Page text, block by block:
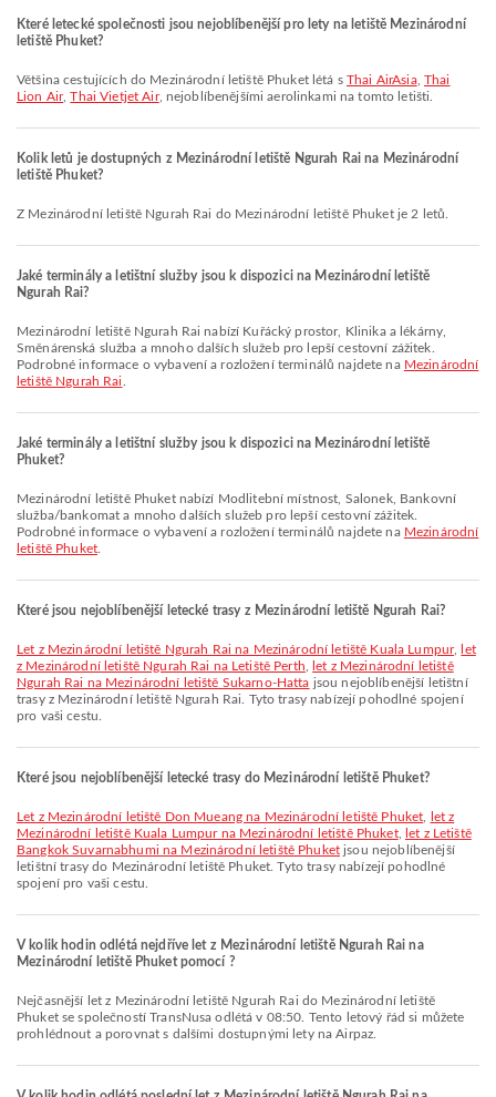
Které letecké společnosti jsou nejoblíbenější pro lety na letiště Mezinárodní
letiště Phuket?
Většina cestujících do Mezinárodní letiště Phuket létá s Thai AirAsia, Thai
Lion Air,Thai Vietjet Air, nejoblíbenějšími aerolinkami na tomto letišti.
Kolik letů je dostupných z Mezinárodní letiště Ngurah Rai na Mezinárodní
letiště Phuket?
Z Mezinárodní letiště Ngurah Rai do Mezinárodní letiště Phuket je 2 letů.
Jaké terminály a letištní služby jsou k dispozici na Mezinárodní letiště
Ngurah Rai?
Mezinárodní letiště Ngurah Rai nabízí Kuřácký prostor, Klinika a lékárny,
Směnárenská služba a mnoho dalších služeb pro lepší cestovní zážitek.
Podrobné informace o vybavení a rozložení terminálů najdete na Mezinárodní
letiště Ngurah Rai
Jaké terminály a letištní služby jsou k dispozici na Mezinárodní letiště
Phuket?
Mezinárodní letiště Phuket nabízí Modlitební místnost, Salonek, Bankovní
služba/bankomat a mnoho dalších služeb pro lepší cestovní zážitek.
Podrobné informace o vybavení a rozložení terminálů najdete na Mezinárodní
letiště Phuket.
Které jsou nejoblíbenější letecké trasy z Mezinárodní letiště Ngurah Rai?
let z Mezinárodní letiště Ngurah Rai na Mezinárodní letiště Kuala Lumpur,
let
z Mezinárodní letiště Ngurah Rai na Letiště Perth
let z Mezinárodní letiště
Ngurah Rai na Mezinárodní letiště Sukarno-Hatta jsou nejoblíbenější letištní
trasy z Mezinárodní letiště Ngurah Rai. Tyto trasy nabízejí pohodlné spojení
pro vaši cestu.
Které jsou nejoblíbenější letecké trasy do Mezinárodní letiště Phuket?
let z Mezinárodní letiště Don Mueang na Mezinárodní letiště Phuket
let z
Mezinárodní letiště Kuala Lumpur na Mezinárodní letiště Phuket,
let z Letiště
Bangkok Suvarnabhumi na Mezinárodní letiště Phuket jsou nejoblíbenější
letištní trasy do Mezinárodní letiště Phuket. Tyto trasy nabízejí pohodlné
spojení pro vaši cestu.
V kolik hodin odlétá nejdříve let z Mezinárodní letiště Ngurah Rai na
Mezinárodní letiště Phuket pomocí ?
Nejčasnější let z Mezinárodní letiště Ngurah Rai do Mezinárodní letiště
Phuket se společností TransNusa odlétá v 08:50. Tento letový řád si můžete
prohlédnout a porovnat s dalšími dostupnými lety na Airpaz.